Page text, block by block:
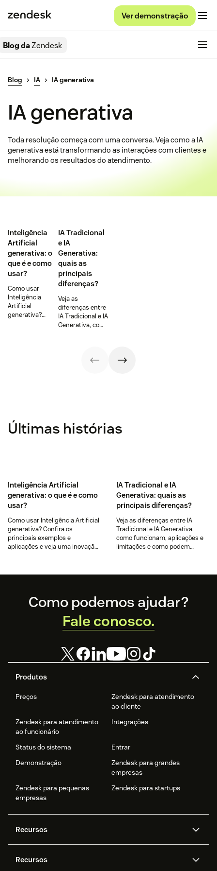
Ver demonstração
Blog daZendesk
Blog IA IA generativa
IA generativa
Toda resolução começa com uma conversa. Veja como a IA
generativa está transformando as interações com clientes e
melhorando os resultados do atendimento.
Inteligência
Artificial
generativa: o
que é e como
usar?
Como usar
Inteligência
Artificial
generativa?
IA Tradicional
e IA
Generativa:
quais as
principais
diferenças?
Veja as
diferenças entre
IA Tradicional e IA
Generativa, como
como podem
Últimas histórias
Inteligência Artificial
generativa: o que é e como
usar?
Como usar Inteligência Artificial
generativa? Confira os
principais exemplos e
aplicações e veja uma inovação
IA Tradicional e IA
Generativa: quais as
principais diferenças?
Veja as diferenças entre IA
Tradicional e IA Generativa,
como funcionam, aplicações e
limitações e como podem
Footer
Produtos
Preços
Zendesk para atendimento
ao cliente
Zendesk para atendimento
ao funcionário
Integrações
Status do sistema
Entrar
Demonstração
Zendesk para grandes
empresas
Zendesk para pequenas
empresas
Zendesk para startups
Recursos
Zendesk AI
Mensagens e chat em tempo
Recursos
Como podemos ajudar?
Fale conosco.